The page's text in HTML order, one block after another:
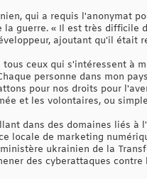
qui a requis l'anonymat
guerre. « Il est très difficile
ajoutant qu'il était
tous ceux qui s'intéressent à
personne dans mon
pour nos droits pour
et les volontaires, ou
dans des domaines liés à
locale de marketing
ukrainien de la
des cyberattaques